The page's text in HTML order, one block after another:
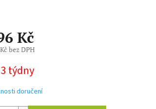
Kč
bez DPH
3 týdny
doručení